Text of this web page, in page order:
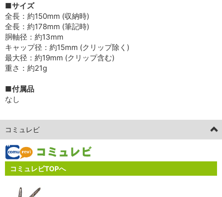
■サイズ
全長：約150mm (収納時)
全長：約178mm (筆記時)
胴軸径：約13mm
キャップ径：約15mm (クリップ除く)
最大径：約19mm (クリップ含む)
重さ：約21g
■付属品
なし
コミュレビ
コミュレビTOPへ